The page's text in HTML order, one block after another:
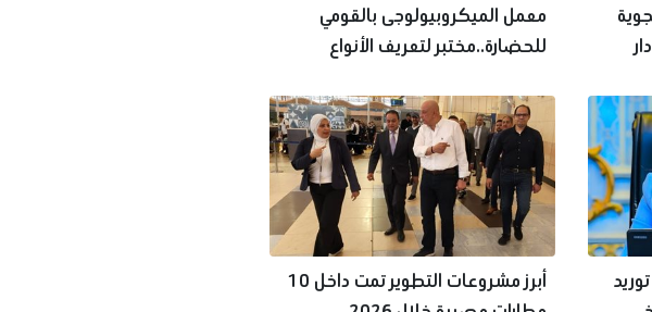
معمل الميكروبيولوجى بالقومي
للحضارة..مختبر لتعريف الأنواع
أبرز مشروعات التطوير تمت داخل 10